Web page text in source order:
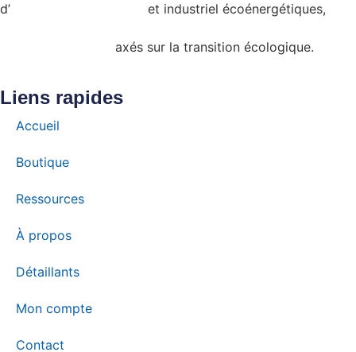
d’
et industriel écoénergétiques,
axés sur la transition écologique.
Liens rapides
Accueil
Boutique
Ressources
À propos
Détaillants
Mon compte
Contact